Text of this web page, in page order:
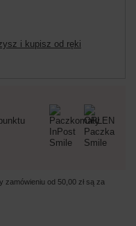
i kupisz od ręki
zamówieniu od 50,00 zł są za